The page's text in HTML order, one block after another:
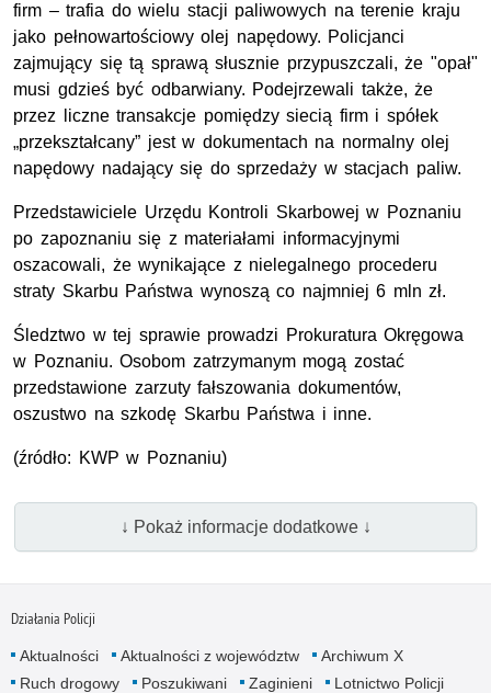
firm – trafia do wielu stacji paliwowych na terenie kraju
jako pełnowartościowy olej napędowy. Policjanci
zajmujący się tą sprawą słusznie przypuszczali, że "opał"
musi gdzieś być odbarwiany. Podejrzewali także, że
przez liczne transakcje pomiędzy siecią firm i spółek
„przekształcany” jest w dokumentach na normalny olej
napędowy nadający się do sprzedaży w stacjach paliw.
Przedstawiciele Urzędu Kontroli Skarbowej w Poznaniu
po zapoznaniu się z materiałami informacyjnymi
oszacowali, że wynikające z nielegalnego procederu
straty Skarbu Państwa wynoszą co najmniej 6 mln zł.
Śledztwo w tej sprawie prowadzi Prokuratura Okręgowa
w Poznaniu. Osobom zatrzymanym mogą zostać
przedstawione zarzuty fałszowania dokumentów,
oszustwo na szkodę Skarbu Państwa i inne.
(źródło: KWP w Poznaniu)
↓ Pokaż informacje dodatkowe ↓
Działania Policji
Aktualności Aktualności z województw
Archiwum X
Ruch drogowy
Poszukiwani Zaginieni
Lotnictwo Policji